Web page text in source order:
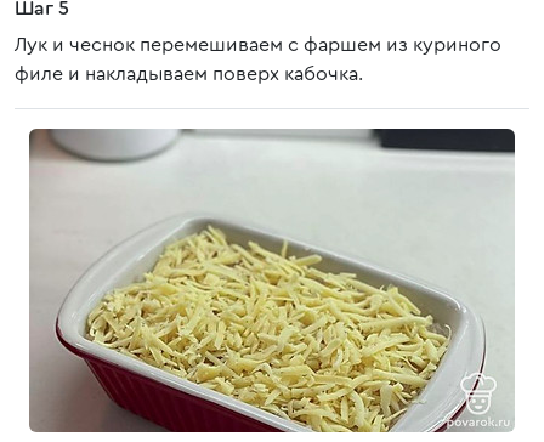
Шаг 5
Лук и чеснок перемешиваем с фаршем из куриного
филе и накладываем поверх кабочка.